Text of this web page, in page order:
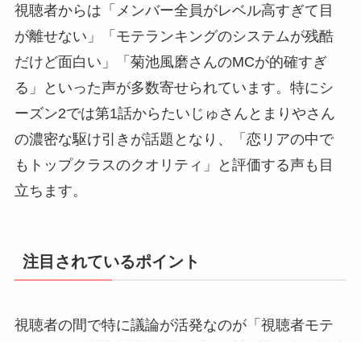
視聴者からは「メンバー全員がレベル高すぎて目
が離せない」「モテランキングのシステムが残酷
だけど面白い」「菊池風磨さんのMCが的確すぎ
る」といった声が多数寄せられています。特にシ
ーズン2では第1話からたいじゅさんとまりやさん
の濃密な駆け引きが話題となり、「恋リアの中で
もトップクラスのクオリティ」と評価する声も目
立ちます。
注目されているポイント
視聴者の間で特に議論が活発なのが「視聴者モテ